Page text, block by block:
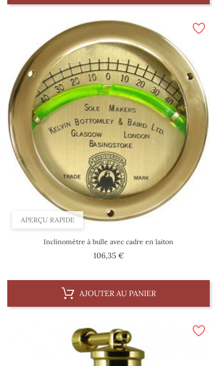
APERÇU RAPIDE
Inclinomètre à bulle avec cadre en laiton
106,35 €Prix
AJOUTER AU PANIER